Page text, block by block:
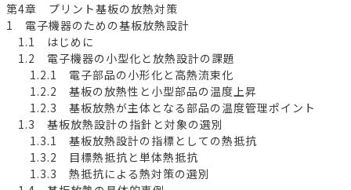
第4章 プリント基板の放熱対策
1 電子機器のための基板放熱設計
1.1 はじめに
1.2 電子機器の小型化と放熱設計の課題
1.2.1 電子部品の小形化と高熱流束化
1.2.2 基板の放熱性と小型部品の温度上昇
1.2.3 基板放熱が主体となる部品の温度管理ポイント
1.3 基板放熱設計の指針と対象の選別
1.3.1 基板放熱設計の指標としての熱抵抗
1.3.2 目標熱抵抗と単体熱抵抗
1.3.3 熱抵抗による熱対策の選別